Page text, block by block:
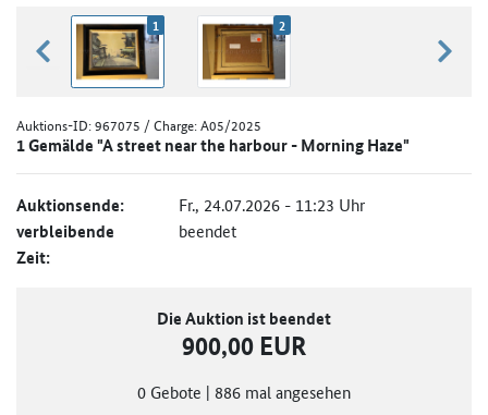
zurück blättern
1 2
Auktions-ID:967075 / Charge: A05/2025
1 Gemälde "A street near the harbour - Morning Haze"
Auktionsende: Fr., 24.07.2026 - 11:23 Uhr
verbleibende
Zeit:
beendet
Die Auktion ist beendet
900,00 EUR
0 Gebote | 886 mal angesehen